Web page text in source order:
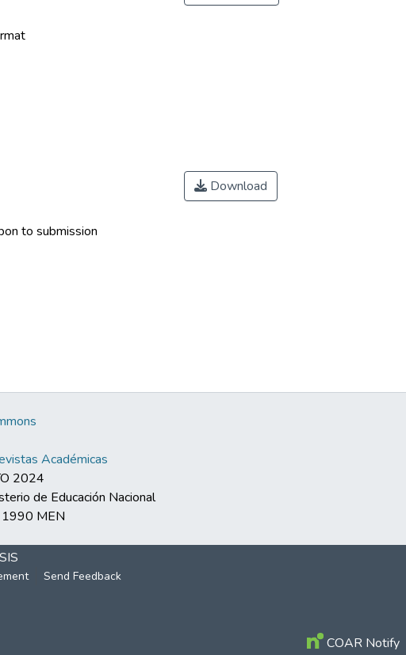
to submission
Download
Académicas
2024
de Educación Nacional
1990 MEN
Send Feedback
COAR Notify